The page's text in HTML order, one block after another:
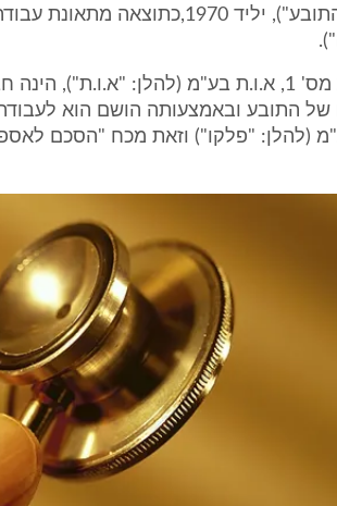
הנתבעת מס' 1, א.ו.ת בע"מ (להלן: